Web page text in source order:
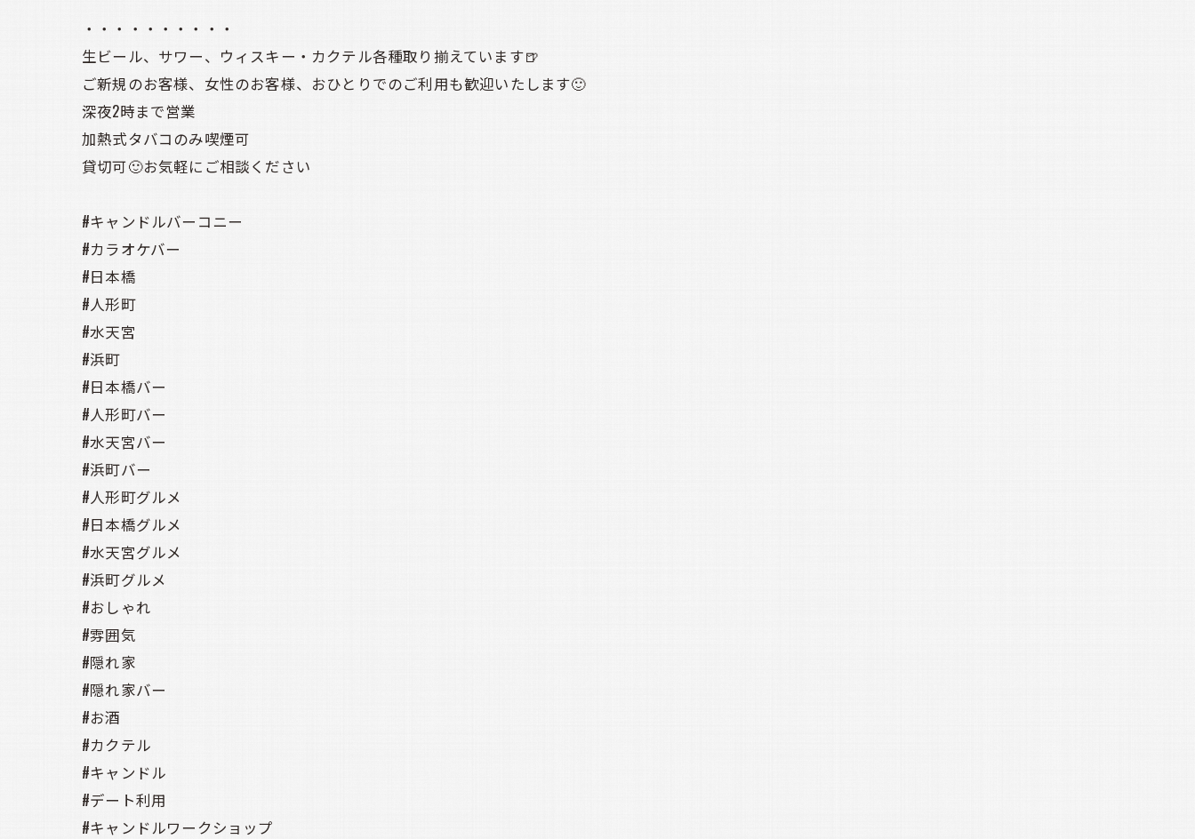
・・・・・・・・・・
生ビール、サワー、ウィスキー・カクテル各種取り揃えています🍺
ご新規のお客様、女性のお客様、おひとりでのご利用も歓迎いたします🙂
深夜2時まで営業
加熱式タバコのみ喫煙可
貸切可🙂お気軽にご相談ください
#キャンドルバーコニー
#カラオケバー
#日本橋
#人形町
#水天宮
#浜町
#日本橋バー
#人形町バー
#水天宮バー
#浜町バー
#人形町グルメ
#日本橋グルメ
#水天宮グルメ
#浜町グルメ
#おしゃれ
#雰囲気
#隠れ家
#隠れ家バー
#お酒
#カクテル
#キャンドル
#デート利用
#キャンドルワークショップ